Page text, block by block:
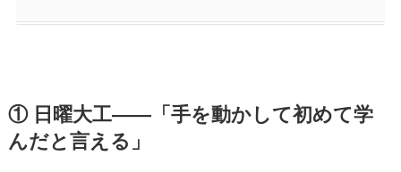
① 日曜大工——「手を動かして初めて学
んだと言える」